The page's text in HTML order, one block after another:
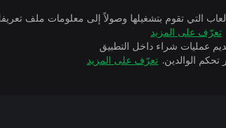
تعرّف على المزيد
عمليات شراء داخل التطبيق
الوالدين. تعرّف على المزيد